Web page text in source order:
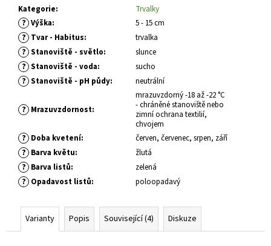
Kategorie: Trvalky
? Výška: 5 - 15 cm
? Tvar - Habitus: trvalka
? Stanoviště - světlo: slunce
? Stanoviště - voda: sucho
? Stanoviště - pH půdy: neutrální
? Mrazuvzdornost:
mrazuvzdorný -18 až -22 °C
- chráněné stanoviště nebo
zimní ochrana textilií,
chvojem
? Doba kvetení: červen, červenec, srpen, září
? Barva květu: žlutá
? Barva listů: zelená
? Opadavost listů: poloopadavý
Varianty Popis Související (4) Diskuze
u
e
m
DARIA
DENIVKA
ZAHRADNÍ
143